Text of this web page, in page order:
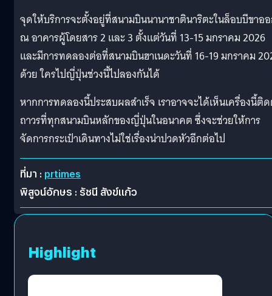
จุดให้บริการจะตั้งอยู่ที่สนามบินนานาชาตินาริตะในล็อบบีขาอ
ณ อาคารผู้โดยสาร 2 และ 3 ตั้งแต่วันที่ 13-15 มกราคม 2026
และมีการทดลองต่อที่สนามบินฮาเนดะวันที่ 16-19 มกราคม
ด้วย ใครไปญี่ปุ่นช่วงนี้ไปลองกันได้
หากการทดลองนี้ประสบผลสำเร็จ เราอาจจะได้เห็นเครื่องนี้ติ
ถาวรที่ทุกสนามบินหลักของญี่ปุ่นในอนาคต ซึ่งจะช่วยให้การ
จัดการกระเป๋าเดินทางไม่ใช่เรื่องน่าปวดหัวอีกต่อไป
ที่มา : prtimes
พิสูจน์อักษร : รัชนี สังข์แก้ว
Highlight